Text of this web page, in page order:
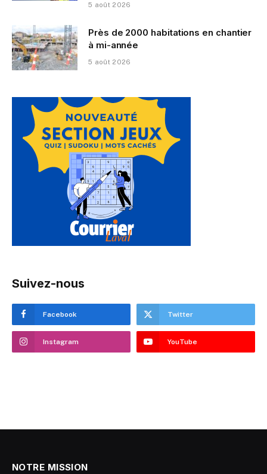
5 août 2026
Près de 2000 habitations en chantier
à mi-année
5 août 2026
Suivez-nous
Facebook Twitter
Instagram YouTube
NOTRE MISSION